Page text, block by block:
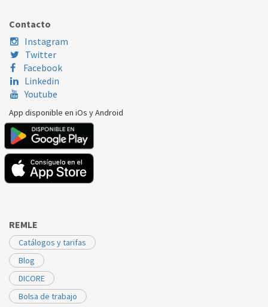
Contacto
Instagram
Twitter
Facebook
Linkedin
Youtube
App disponible en iOs y Android
REMLE
Catálogos y tarifas
Blog
DICORE
Bolsa de trabajo